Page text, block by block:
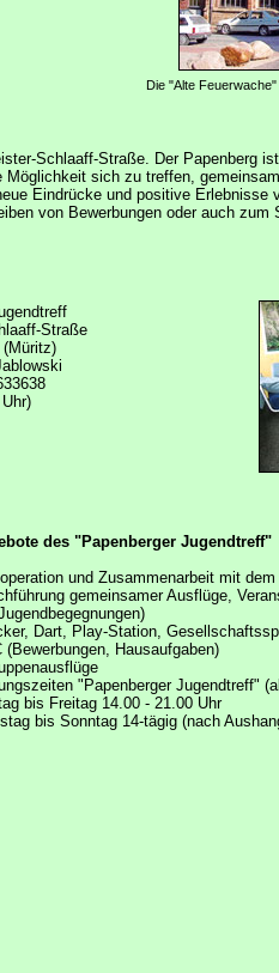
Die "Alte
Schlaaff-Straße. Der Papenberg
sich zu treffen,
Eindrücke und positive
von Bewerbungen oder auch zum
Straße
(Müritz)
des "Papenberger Jugendtreff"
und Zusammenarbeit mit
gemeinsamer Ausflüge,
Dart, Play-Station,
(Bewerbungen, Hausaufgaben)
"Papenberger Jugendtreff"
bis Freitag 14.00 - 21.00 Uhr
bis Sonntag 14-tägig (nach